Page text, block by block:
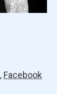
, Facebook